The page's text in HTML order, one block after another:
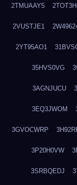
2TMUAAY5
2VUSTJE1
2YT95AO1
35HVS0VG
3AGNJUCU
3EQ3JWOM
3GVOCWRP
3P20H0VW
3SRBQEDJ